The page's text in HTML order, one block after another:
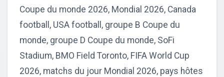
Coupe du monde 2026, Mondial 2026, Canada
football, USA football, groupe B Coupe du
monde, groupe D Coupe du monde, SoFi
Stadium, BMO Field Toronto, FIFA World Cup
2026, matchs du jour Mondial 2026, pays hôtes